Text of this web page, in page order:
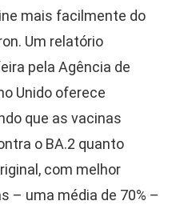
mais facilmente do
Um relatório
pela Agência de
Unido oferece
que as vacinas
o BA.2 quanto
com melhor
– uma média de 70% –